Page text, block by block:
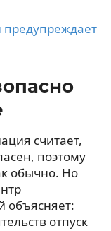
считает,
поэтому
обычно. Но
объясняет:
отпуск